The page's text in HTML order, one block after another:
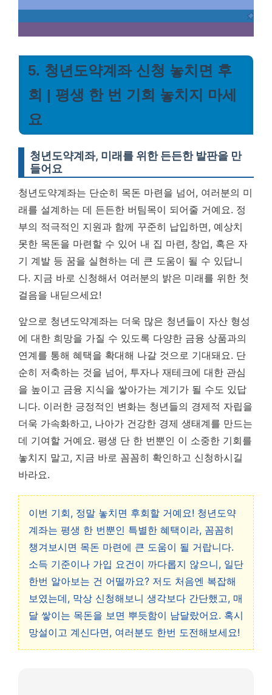
5. 청년도약계좌 신청 놓치면 후
회 | 평생 한 번 기회 놓치지 마세
요
청년도약계좌, 미래를 위한 든든한 발판을 만
들어요
청년도약계좌는 단순히 목돈 마련을 넘어, 여러분의 미
래를 설계하는 데 든든한 버팀목이 되어줄 거예요. 정
부의 적극적인 지원과 함께 꾸준히 납입하면, 예상치
못한 목돈을 마련할 수 있어 내 집 마련, 창업, 혹은 자
기 계발 등 꿈을 실현하는 데 큰 도움이 될 수 있답니
다. 지금 바로 신청해서 여러분의 밝은 미래를 위한 첫
걸음을 내딛으세요!
앞으로 청년도약계좌는 더욱 많은 청년들이 자산 형성
에 대한 희망을 가질 수 있도록 다양한 금융 상품과의
연계를 통해 혜택을 확대해 나갈 것으로 기대돼요. 단
순히 저축하는 것을 넘어, 투자나 재테크에 대한 관심
을 높이고 금융 지식을 쌓아가는 계기가 될 수도 있답
니다. 이러한 긍정적인 변화는 청년들의 경제적 자립을
더욱 가속화하고, 나아가 건강한 경제 생태계를 만드는
데 기여할 거예요. 평생 단 한 번뿐인 이 소중한 기회를
놓치지 말고, 지금 바로 꼼꼼히 확인하고 신청하시길
바라요.
이번 기회, 정말 놓치면 후회할 거예요! 청년도약
계좌는 평생 한 번뿐인 특별한 혜택이라, 꼼꼼히
챙겨보시면 목돈 마련에 큰 도움이 될 거랍니다.
소득 기준이나 가입 요건이 까다롭지 않으니, 일단
한번 알아보는 건 어떨까요? 저도 처음엔 복잡해
보였는데, 막상 신청해보니 생각보다 간단했고, 매
달 쌓이는 목돈을 보면 뿌듯함이 남달랐어요. 혹시
망설이고 계신다면, 여러분도 한번 도전해보세요!